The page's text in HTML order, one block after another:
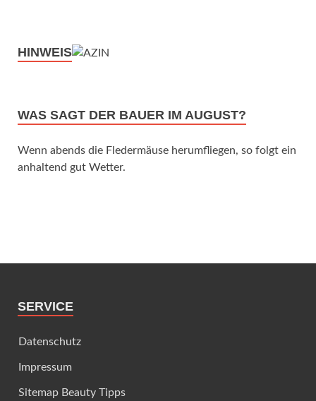
HINWEIS
WAS SAGT DER BAUER IM AUGUST?
Wenn abends die Fledermäuse herumfliegen, so folgt ein
anhaltend gut Wetter.
SERVICE
Datenschutz
Impressum
Sitemap Beauty Tipps